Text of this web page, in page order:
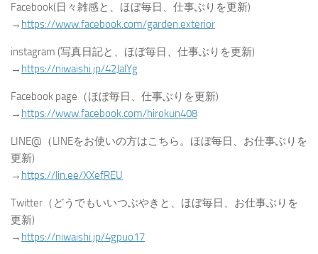
Facebook(日々雑感と、ほぼ毎日、仕事ぶりを更新)
→ https://www.facebook.com/garden.exterior
instagram (写真日記と、ほぼ毎日、仕事ぶりを更新)
→ https://niwaishi.jp/42JalYg
Facebook page（ほぼ毎日、仕事ぶりを更新)
→ https://www.facebook.com/hirokun408
LINE@（LINEをお使いの方はこちら。ほぼ毎日、お仕事ぶりを
更新)
→ https://lin.ee/XXefREU
Twitter（どうでもいいつぶやきと、ほぼ毎日、お仕事ぶりを
更新)
→ https://niwaishi.jp/4gpuo17